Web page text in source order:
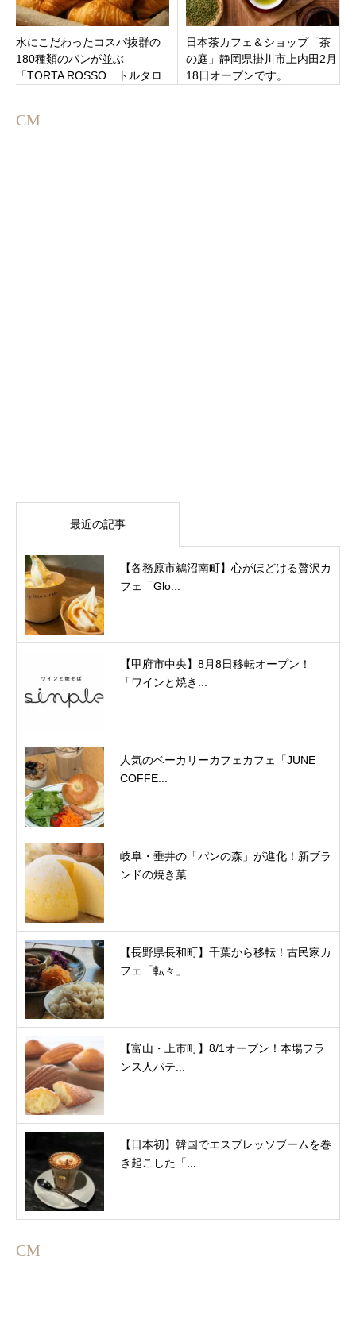
水にこだわったコスパ抜群の
180種類のパンが並ぶ
「TORTA ROSSO トルタロ
伊賀
日本茶カフェ＆ショップ「茶
の庭」静岡県掛川市上内田2月
18日オープンです。
CM
最近の記事
【各務原市鵜沼南町】心がほどける贅沢カ
フェ「Glo...
【甲府市中央】8月8日移転オープン！
「ワインと焼き...
人気のベーカリーカフェカフェ「JUNE
COFFE...
岐阜・垂井の「パンの森」が進化！新ブラ
ンドの焼き菓...
【長野県長和町】千葉から移転！古民家カ
フェ「転々」...
【富山・上市町】8/1オープン！本場フラ
ンス人パテ...
【日本初】韓国でエスプレッソブームを巻
き起こした「...
CM